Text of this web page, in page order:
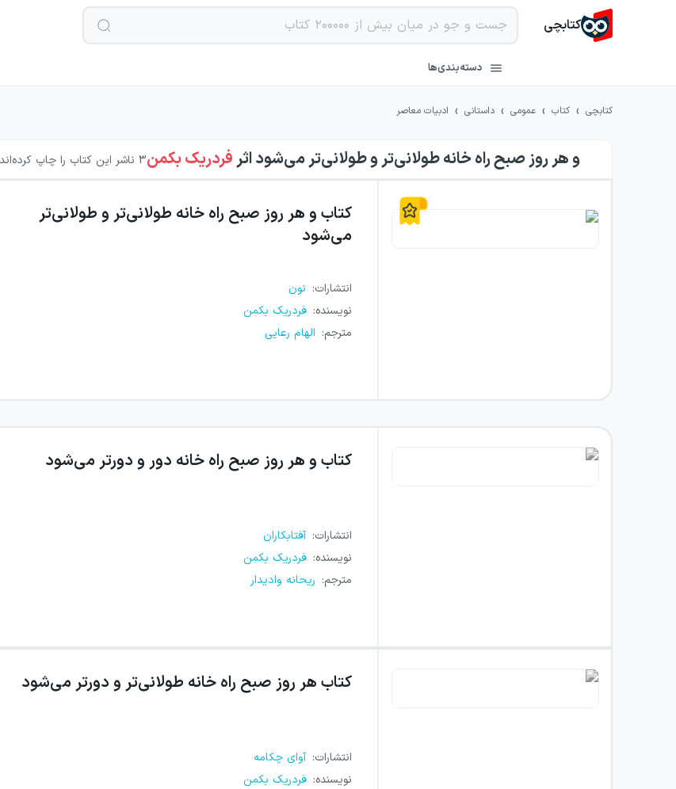
کتابچی
دسته‌بندی‌ها
کتابچی › کتاب › عمومی › داستانی › ادبیات معاصر
و هر روز صبح راه خانه طولانی‌تر و طولانی‌تر می‌شوداثرفردریک بکمن3 ناشر این کتاب را چاپ کرده‌اند
کتاب و هر روز صبح راه خانه طولانی‌تر و طولانی‌تر
می‌شود
انتشارات: نون
نویسنده: فردریک بکمن
مترجم: الهام رعایی
کتاب و هر روز صبح راه خانه دور و دورتر می‌شود
انتشارات: آفتابکاران
نویسنده: فردریک بکمن
مترجم: ریحانه وادیدار
کتاب هر روز صبح راه خانه طولانی‌تر و دورتر می‌شود
انتشارات: آوای چکامه
نویسنده: فردریک بکمن